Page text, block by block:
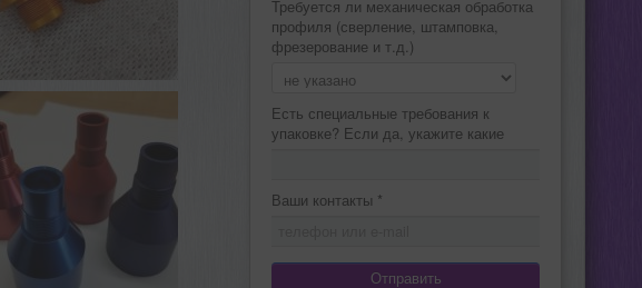
Требуется ли механическая обработка
профиля (сверление, штамповка,
фрезерование и т.д.)
Есть специальные требования к
упаковке? Если да, укажите какие
Ваши контакты *